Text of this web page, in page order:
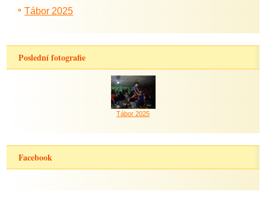
Tábor 2025
Poslední fotografie
Tábor 2025
Facebook